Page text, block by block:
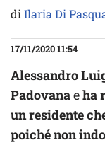
diIlaria Di
17/11/2020 11:54
Alessandro
Padovanaeha
un residente
poiché non